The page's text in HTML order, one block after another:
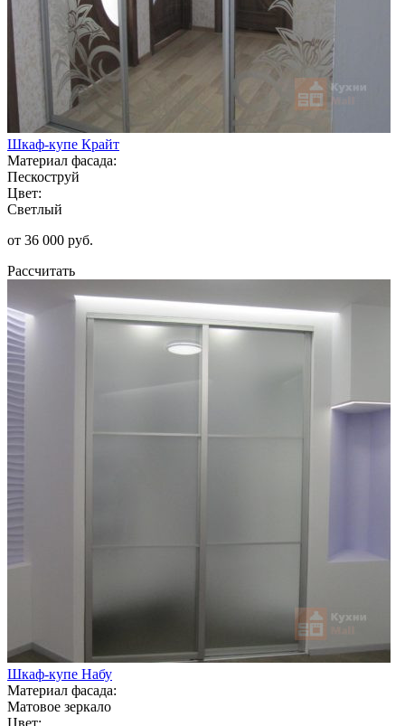
Шкаф-купе Крайт
Материал фасада:
Пескоструй
Цвет:
Светлый
от 36 000 руб.
Рассчитать
Шкаф-купе Набу
Материал фасада:
Матовое зеркало
Цвет: